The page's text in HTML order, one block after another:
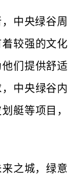
中央绿谷周
较强的文化
们提供舒适
中央绿谷内
艇等项目，
之城，绿意